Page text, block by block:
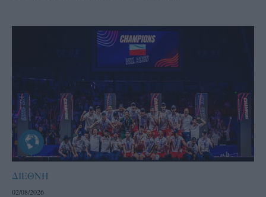
ΔΙΕΘΝΗ
02/08/2026